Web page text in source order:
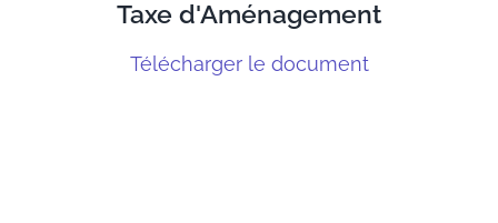
Taxe d'Aménagement
Télécharger le document